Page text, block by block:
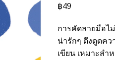
฿49
การคัดลายมือไ
น่ารักๆ ดึงดูดคว
เขียน เหมาะสำ